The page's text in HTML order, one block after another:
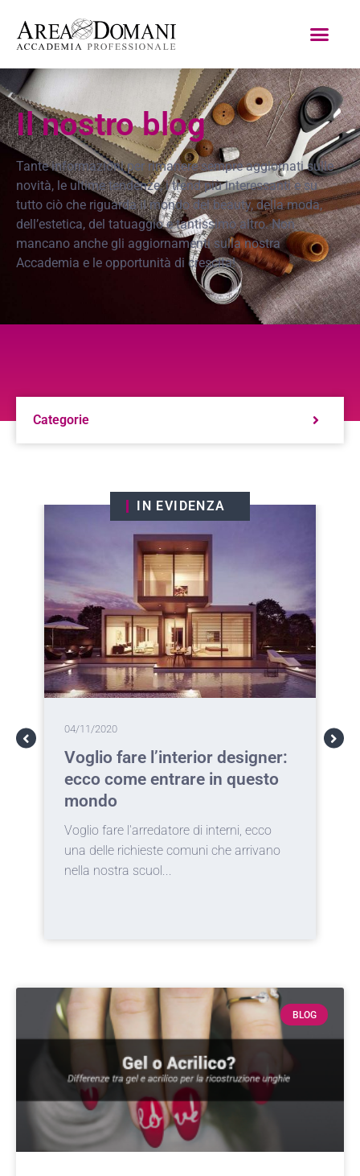
Il nostro blog
Tante informazioni per rimanere sempre aggiornati sulle
novità, le ultime tendenze, i trend più interessanti e su
tutto ciò che riguarda il mondo del beauty, della moda,
dell’estetica, del tatuaggio e tantissimo altro. Non
mancano anche gli aggiornamenti sulla nostra
Accademia e le opportunità di crescita!
IN EVIDENZA
04/11/2020
Voglio fare l’interior designer:
ecco come entrare in questo
mondo
Voglio fare l'arredatore di interni, ecco
una delle richieste comuni che arrivano
nella nostra scuol...
BLOG
Categorie